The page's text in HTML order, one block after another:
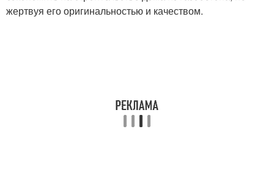
жертвуя его оригинальностью и качеством.